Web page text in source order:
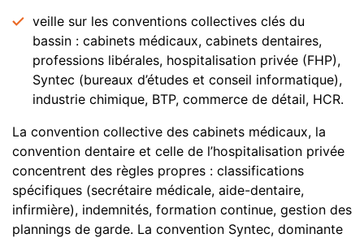
veille sur les conventions collectives clés du
bassin : cabinets médicaux, cabinets dentaires,
professions libérales, hospitalisation privée (FHP),
Syntec (bureaux d’études et conseil informatique),
industrie chimique, BTP, commerce de détail, HCR.
La convention collective des cabinets médicaux, la
convention dentaire et celle de l’hospitalisation privée
concentrent des règles propres : classifications
spécifiques (secrétaire médicale, aide-dentaire,
infirmière), indemnités, formation continue, gestion des
plannings de garde. La convention Syntec, dominante